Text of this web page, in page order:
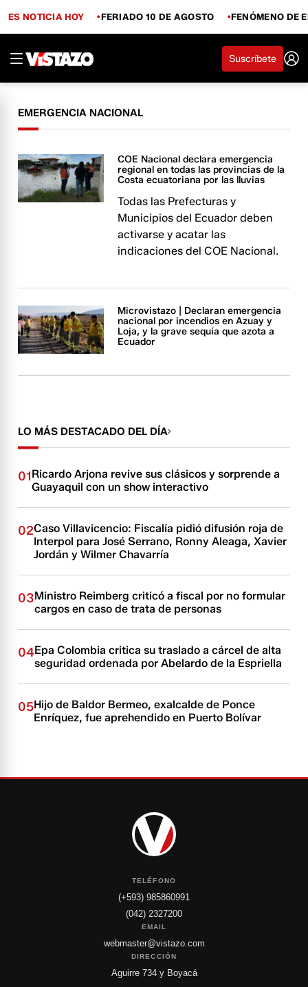
ES NOTICIA HOY FERIADO 10 DE AGOSTO FENÓMENO DE
Suscríbete
EMERGENCIA NACIONAL
COE Nacional declara emergencia
regional en todas las provincias de la
Costa ecuatoriana por las lluvias
Todas las Prefecturas y
Municipios del Ecuador deben
activarse y acatar las
indicaciones del COE Nacional.
Microvistazo | Declaran emergencia
nacional por incendios en Azuay y
Loja, y la grave sequía que azota a
Ecuador
LO MÁS DESTACADO DEL DÍA
01Ricardo Arjona revive sus clásicos y sorprende a
Guayaquil con un show interactivo
02Caso Villavicencio: Fiscalía pidió difusión roja de
Interpol para José Serrano, Ronny Aleaga, Xavier
Jordán y Wilmer Chavarría
03Ministro Reimberg criticó a fiscal por no formular
cargos en caso de trata de personas
04Epa Colombia critica su traslado a cárcel de alta
seguridad ordenada por Abelardo de la Espriella
05Hijo de Baldor Bermeo, exalcalde de Ponce
Enríquez, fue aprehendido en Puerto Bolívar
TELÉFONO
(+593) 985860991
(042) 2327200
EMAIL
webmaster@vistazo.com
DIRECCIÓN
Aguirre 734 y Boyacá